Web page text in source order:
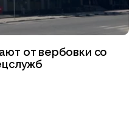
от вербовки со